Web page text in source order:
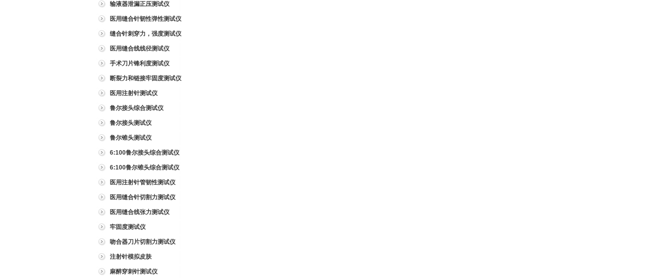
输液器泄漏正压测试仪
医用缝合针韧性弹性测试仪
缝合针刺穿力，强度测试仪
医用缝合线线径测试仪
手术刀片锋利度测试仪
断裂力和链接牢固度测试仪
医用注射针测试仪
鲁尔接头综合测试仪
鲁尔接头测试仪
鲁尔锥头测试仪
6:100鲁尔接头综合测试仪
6:100鲁尔锥头综合测试仪
医用注射针管韧性测试仪
医用缝合针切割力测试仪
医用缝合线张力测试仪
牢固度测试仪
吻合器刀片切割力测试仪
注射针模拟皮肤
麻醉穿刺针测试仪